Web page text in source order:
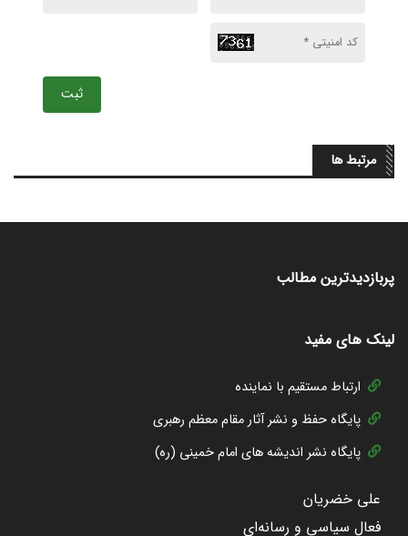
ثبت
مرتبط ها
لینک های مفید
ارتباط مستقیم با نماینده
پایگاه حفظ و نشر آثار مقام معظم رهبری
پایگاه نشر اندیشه های امام خمینی (ره)
پربازدیدترین مطالب
علی خضریان
فعال سیاسی و رسانه‌ای